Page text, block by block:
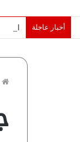
أخبار عاجلة